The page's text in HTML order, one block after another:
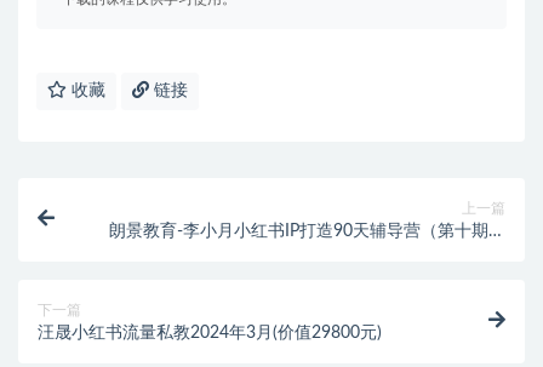
收藏 链接
上一篇
朗景教育-李小月小红书IP打造90天辅导营（第十期）
下一篇
汪晟小红书流量私教2024年3月(价值29800元)